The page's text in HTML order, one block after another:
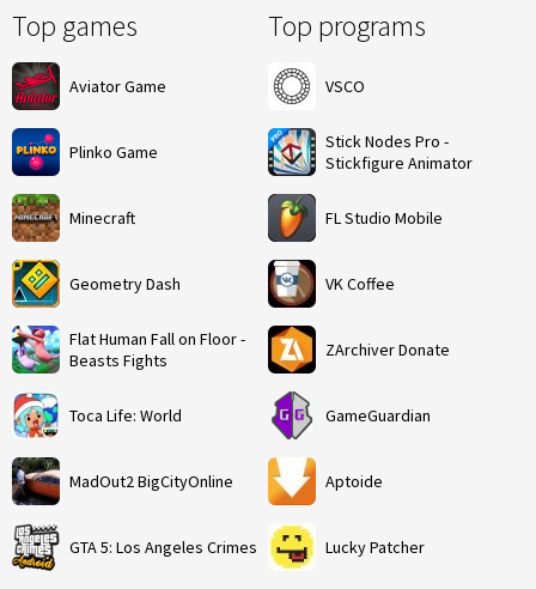
Top games
Aviator Game
Plinko Game
Minecraft
Geometry Dash
Flat Human Fall on Floor -
Beasts Fights
Toca Life: World
MadOut2 BigCityOnline
GTA 5: Los Angeles Crimes
Top programs
VSCO
Stick Nodes Pro -
Stickfigure Animator
FL Studio Mobile
VK Coffee
ZArchiver Donate
GameGuardian
Aptoide
Lucky Patcher